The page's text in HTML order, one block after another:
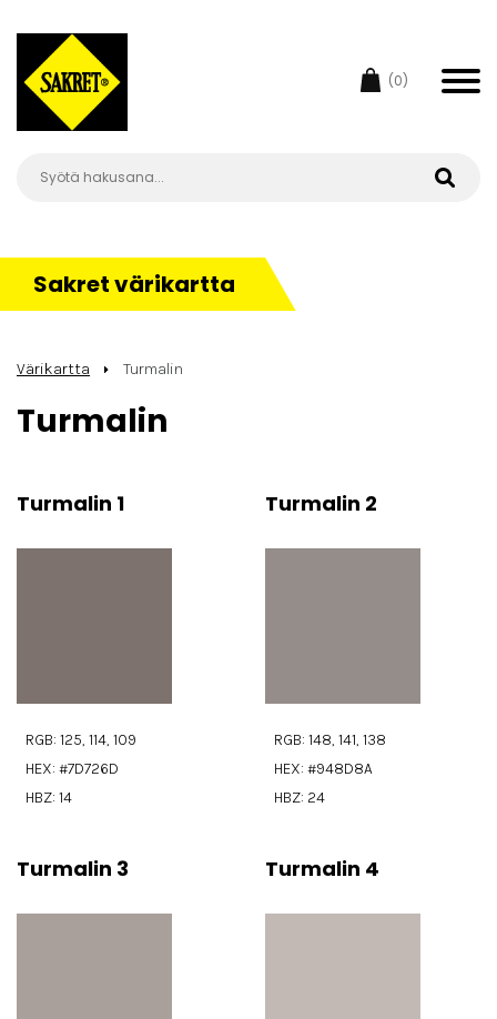
(0)
Sakret värikartta
Värikartta Turmalin
Turmalin
Turmalin 1
RGB: 125, 114, 109
HEX: #7D726D
HBZ: 14
Turmalin 2
RGB: 148, 141, 138
HEX: #948D8A
HBZ: 24
Turmalin 3 Turmalin 4